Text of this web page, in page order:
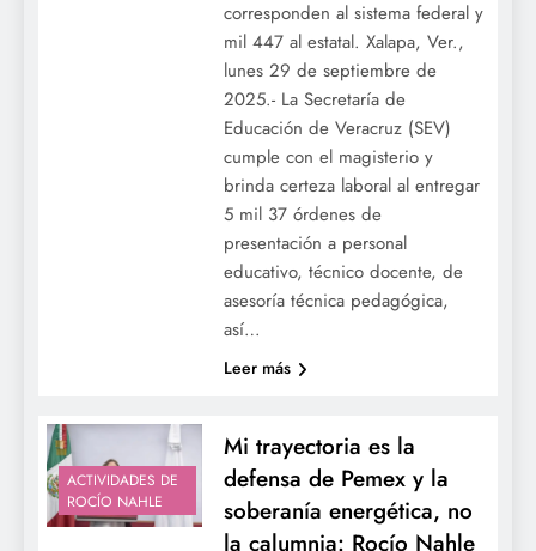
corresponden al sistema federal y
mil 447 al estatal. Xalapa, Ver.,
lunes 29 de septiembre de
2025.- La Secretaría de
Educación de Veracruz (SEV)
cumple con el magisterio y
brinda certeza laboral al entregar
5 mil 37 órdenes de
presentación a personal
educativo, técnico docente, de
asesoría técnica pedagógica,
así…
Leer más
ACTIVIDADES DE
ROCÍO NAHLE
Mi trayectoria es la
defensa de Pemex y la
soberanía energética, no
la calumnia: Rocío Nahle